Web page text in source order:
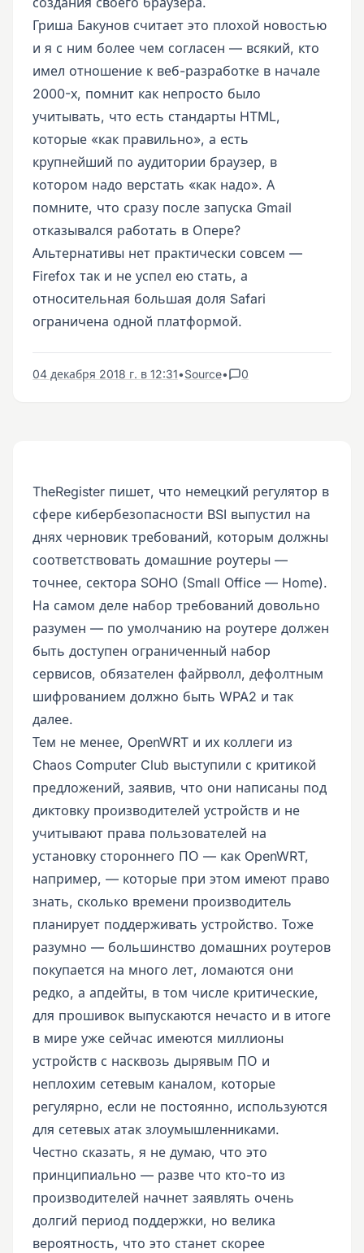
Гриша Бакунов считает это плохой новостью
и я с ним более чем согласен — всякий, кто
имел отношение к веб-разработке в начале
2000-х, помнит как непросто было
учитывать, что есть стандарты HTML,
которые «как правильно», а есть
крупнейший по аудитории браузер, в
котором надо верстать «как надо». А
помните, что сразу после запуска Gmail
отказывался работать в Опере?
Альтернативы нет практически совсем —
Firefox так и не успел ею стать, а
относительная большая доля Safari
ограничена одной платформой.
04 декабря 2018 г. в 12:31•Source• 0
TheRegister пишет, что немецкий регулятор в
сфере кибербезопасности BSI выпустил на
днях черновик требований, которым должны
соответствовать домашние роутеры —
точнее, сектора SOHO (Small Office — Home).
На самом деле набор требований довольно
разумен — по умолчанию на роутере должен
быть доступен ограниченный набор
сервисов, обязателен файрволл, дефолтным
шифрованием должно быть WPA2 и так
далее.
Тем не менее, OpenWRT и их коллеги из
Chaos Computer Club выступили с критикой
предложений, заявив, что они написаны под
диктовку производителей устройств и не
учитывают права пользователей на
установку стороннего ПО — как OpenWRT,
например, — которые при этом имеют право
знать, сколько времени производитель
планирует поддерживать устройство. Тоже
разумно — большинство домашних роутеров
покупается на много лет, ломаются они
редко, а апдейты, в том числе критические,
для прошивок выпускаются нечасто и в итоге
в мире уже сейчас имеются миллионы
устройств с насквозь дырявым ПО и
неплохим сетевым каналом, которые
регулярно, если не постоянно, используются
для сетевых атак злоумышленниками.
Честно сказать, я не думаю, что это
принципиально — разве что кто-то из
производителей начнет заявлять очень
долгий период поддержки, но велика
вероятность, что это станет скорее